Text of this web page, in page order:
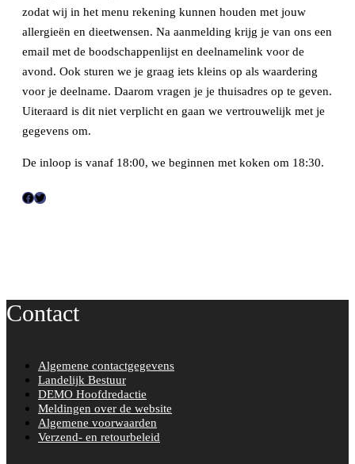
zodat wij in het menu rekening kunnen houden met jouw
allergieën en dieetwensen. Na aanmelding krijg je van ons een
email met de boodschappenlijst en deelnamelink voor de
avond. Ook sturen we je graag iets kleins op als waardering
voor je deelname. Daarom vragen je je thuisadres op te geven.
Uiteraard is dit niet verplicht en gaan we vertrouwelijk met je
gegevens om.
De inloop is vanaf 18:00, we beginnen met koken om 18:30.
F
o
T
r
Contact
Algemene contactgegevens
Landelijk Bestuur
DEMO Hoofdredactie
Meldingen over de website
Algemene voorwaarden
Verzend- en retourbeleid